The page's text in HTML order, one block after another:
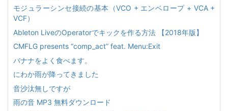
モジュラーシンセ接続の基本（VCO + エンベロープ + VCA +
VCF）
Ableton LiveのOperatorでキックを作る方法 【2018年版】
CMFLG presents “comp_act” feat. Menu:Exit
バナナをよく食べます。
にわか雨が降ってきました
音沙汰無しですが
雨の音 MP3 無料ダウンロード